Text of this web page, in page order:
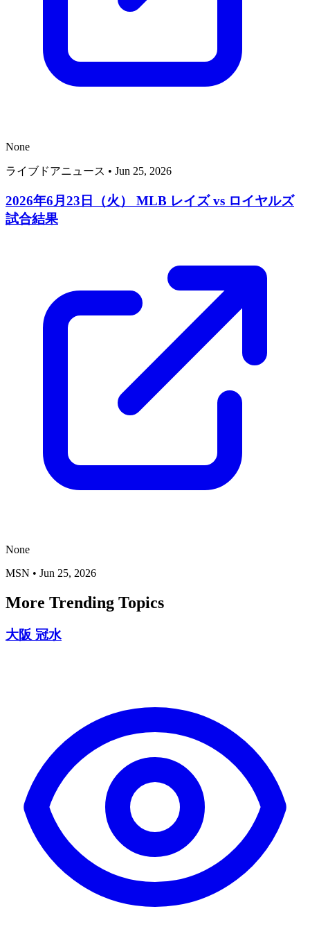
None
ライブドアニュース • Jun 25, 2026
2026年6月23日（火） MLB レイズ vs ロイヤルズ
試合結果
None
MSN • Jun 25, 2026
More Trending Topics
大阪 冠水